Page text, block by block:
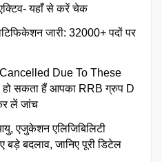
यहाँ से करें चेक
जारी: 32000+ पदों पर
Due To These
हो सकता हैं आपका RRB ग्रुप D
लें जांच
एजुकेशन एलिजिबिलिटी
बड़े बदलाव, जानिए पूरी डिटेल